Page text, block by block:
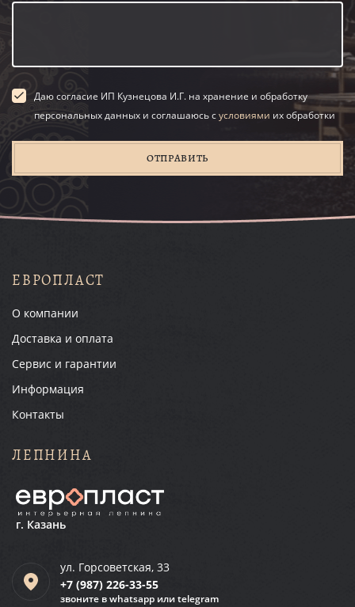
Даю согласие ИП Кузнецова И.Г. на хранение и обработку
персональных данных и соглашаюсь сусловиями их обработки
ОТПРАВИТЬ
ЕВРОПЛАСТ
О компании
Доставка и оплата
Сервис и гарантии
Информация
Контакты
ЛЕПНИНА
г. Казань
ул. Горсоветская, 33
+7 (987) 226-33-55
звоните в whatsapp или telegram